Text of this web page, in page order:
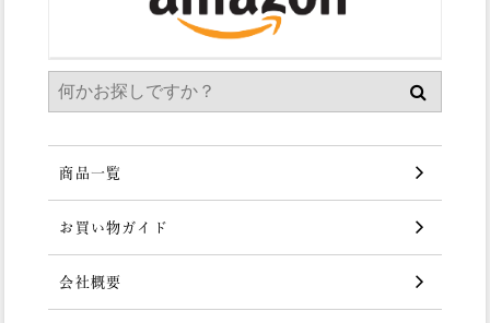
商品一覧
お買い物ガイド
会社概要